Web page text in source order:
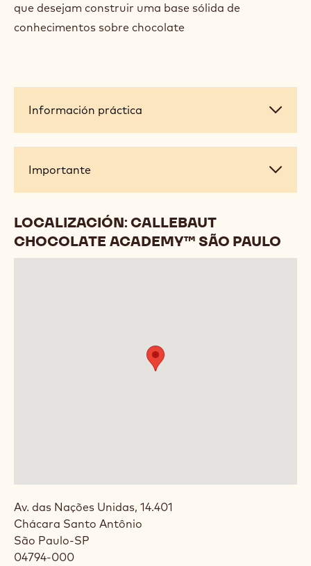
que desejam construir uma base sólida de
conhecimentos sobre chocolate
Información
Información práctica
Importante
Importante
LOCALIZACIÓN: CALLEBAUT
CHOCOLATE ACADEMY™ SÃO PAULO
Av. das Nações Unidas, 14.401
Chácara Santo Antônio
São Paulo-SP
04794-000